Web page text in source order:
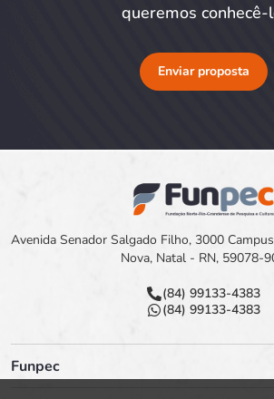
queremos conhecê-
Enviar proposta
Avenida Senador Salgado Filho, 3000
Nova, Natal - RN, 59078-
(84) 99133-4383
(84) 99133-4383
Funpec